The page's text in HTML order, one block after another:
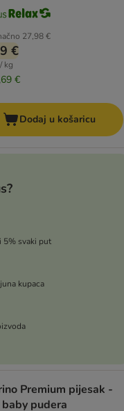
27,98 €
€
kg
€
Dodaj u košaricu
5% svaki put
kupaca
Premium pijesak -
pudera